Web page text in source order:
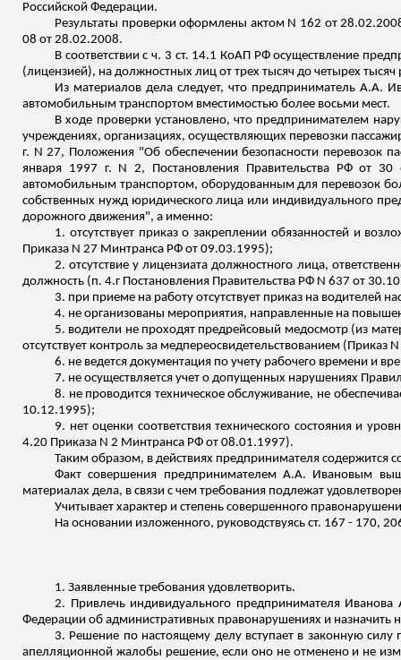
Российской Федерации.
Результаты проверки оформлены актом N 162 от
08 от 28.02.2008.
В соответствии с ч. 3 ст. 14.1 КоАП РФ осуществление
(лицензией), на должностных лиц от трех тысяч до четырех тысяч
Из материалов дела следует, что предприниматель А.А.
автомобильным транспортом вместимостью более восьми мест.
В ходе проверки установлено, что предпринимателем
учреждениях, организациях, осуществляющих перевозки
г. N 27, Положения "Об обеспечении безопасности перевозок
января 1997 г. N 2, Постановления Правительства РФ от 30
автомобильным транспортом, оборудованным для перевозок
собственных нужд юридического лица или индивидуального
дорожного движения", а именно:
1. отсутствует приказ о закреплении обязанностей и
Приказа N 27 Минтранса РФ от 09.03.1995);
2. отсутствие у лицензиата должностного лица,
должность (п. 4.г Постановления Правительства РФ N 637 от
3. при приеме на работу отсутствует приказ на водителей
4. не организованы мероприятия, направленные на
5. водители не проходят предрейсовый медосмотр (из
отсутствует контроль за медпереосвидетельствованием (Приказ
6. не ведется документация по учету рабочего времени и
7. не осуществляется учет о допущенных нарушениях
8. не проводится техническое обслуживание, не
10.12.1995);
9. нет оценки соответствия технического состояния и
4.20 Приказа N 2 Минтранса РФ от 08.01.1997).
Таким образом, в действиях предпринимателя содержится
Факт совершения предпринимателем А.А. Ивановым
материалах дела, в связи с чем требования подлежат
Учитывает характер и степень совершенного
На основании изложенного, руководствуясь ст. 167 - 170,
1. Заявленные требования удовлетворить.
2. Привлечь индивидуального предпринимателя Иванова
Федерации об административных правонарушениях и назначить
3. Решение по настоящему делу вступает в законную
апелляционной жалобы решение, если оно не отменено и не